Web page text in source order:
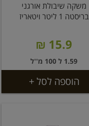
משקה שיבולת אורגני
בריסטה 1 ליטר ויטאריז
15.9 ₪
1.59 ל 100 מ''ל
הוספה לסל +